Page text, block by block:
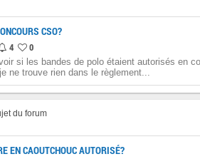
CSO?
4 0
si les bandes de polo étaient autorisés en
ne trouve rien dans le règlement...
du forum
EN CAOUTCHOUC AUTORISÉ?